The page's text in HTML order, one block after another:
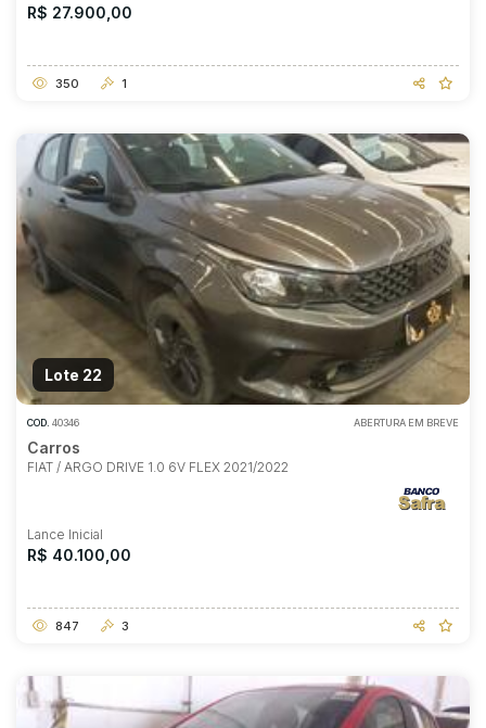
R$ 27.900,00
350 1
Lote 22
COD. 40346 ABERTURA EM BREVE
Carros
FIAT / ARGO DRIVE 1.0 6V FLEX 2021/2022
Lance Inicial
R$ 40.100,00
847 3